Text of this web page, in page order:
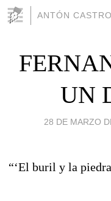
ANTÓN CASTRO
UN
28 DE MARZO
“‘El buril y la